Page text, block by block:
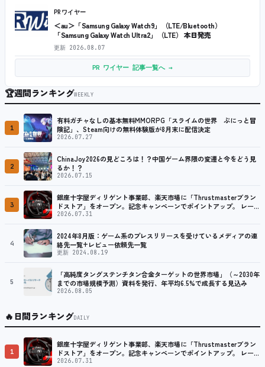
PRワイヤー
＜au＞「Samsung Galaxy Watch9」（LTE/Bluetooth）
「Samsung Galaxy Watch Ultra2」（LTE） 本日発売
更新 2026.08.07
PR ワイヤー 記事一覧へ →
🏆週間ランキングWEEKLY
1
有料ガチャなしの基本無料MMORPG「スライムの世界 ぷにっと冒
険記」、Steam向けの無料体験版が8月末に配信決定
2026.07.27
2
ChinaJoy2026の見どころは！？中国ゲーム界隈の変遷と今をどう見
るか！？
2026.07.15
3
銀座十字屋ディリゲント事業部、楽天市場に「Thrustmasterブラン
ドストア」をオープン。記念キャンペーンでポイントアップ。 レーシ
ング／フライトシム向けコントローラーを中心に、幅広くラインナッ
2026.07.31
4
2024年8月版：ゲーム系のプレスリリースを受けているメディアの連
絡先一覧+レビュー依頼先一覧
更新 2024.08.19
5
「高純度タングステンチタン合金ターゲットの世界市場」（～2030年
までの市場規模予測）資料を発行、年平均6.5%で成長する見込み
2026.08.05
🔥日間ランキングDAILY
1
銀座十字屋ディリゲント事業部、楽天市場に「Thrustmasterブラン
ドストア」をオープン。記念キャンペーンでポイントアップ。 レーシ
ング／フライトシム向けコントローラーを中心に、幅広くラインナッ
2026.07.31